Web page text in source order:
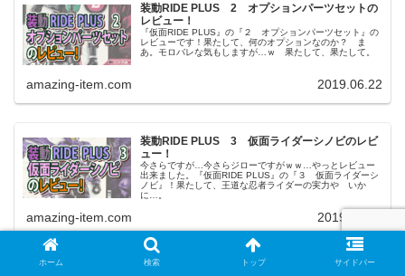
装動RIDE PLUS 2 オプションパーツセットの
レビュー！
『仮面RIDE PLUS』の『２ オプションパーツセット』の
レビューです！果たして、何のオプションなのか？ ま
あ。モロバレな気もしますが…ｗ 果たして、果たして。
amazing-item.com 2019.06.22
装動RIDE PLUS 3 仮面ライダーシノビのレビ
ュー！
今さらですが…今さらジローですがｗｗ…やっとレビュー
出来ました。『仮面RIDE PLUS』の『３ 仮面ライダーシ
ノビ』！果たして、王道な忍者ライダーの実力や いか
に…。
amazing-item.com 2019.06.26
ホーム 検索 トップ サイドバー